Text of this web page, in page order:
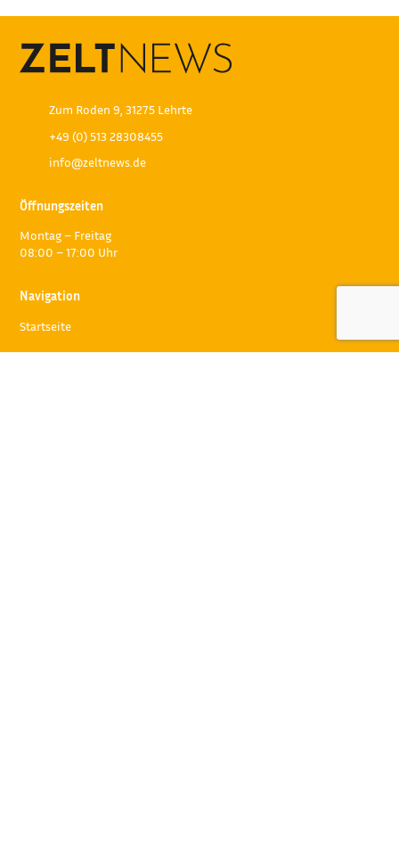
Zum Roden 9, 31275 Lehrte
+49 (0) 513 28308455
info@zeltnews.de
Öffnungszeiten
Montag – Freitag
08:00 – 17:00 Uhr
Navigation
Startseite
Team